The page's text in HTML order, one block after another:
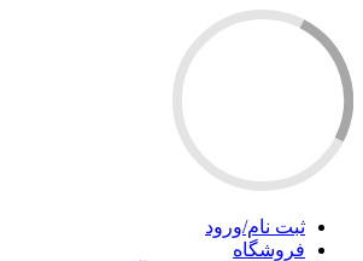
ثبت نام/ورود
فروشگاه